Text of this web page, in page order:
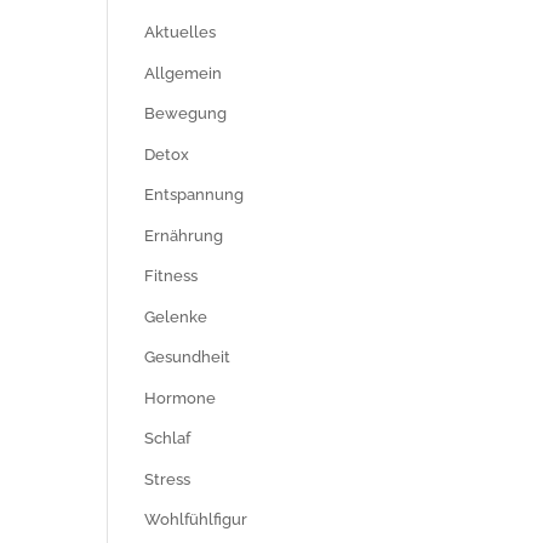
Aktuelles
Allgemein
Bewegung
Detox
Entspannung
Ernährung
Fitness
Gelenke
Gesundheit
Hormone
Schlaf
Stress
Wohlfühlfigur